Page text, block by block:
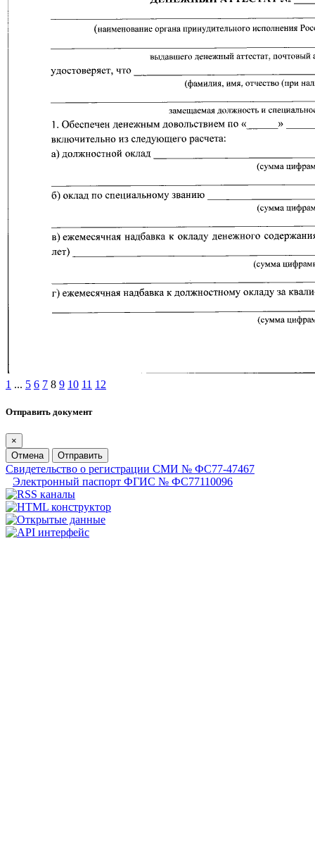
1 ... 5 6 7 8 9 10 11 12
Отправить документ
×
Отмена
Отправить
Свидетельство о регистрации СМИ № ФС77-47467
Электронный паспорт ФГИС № ФС77110096